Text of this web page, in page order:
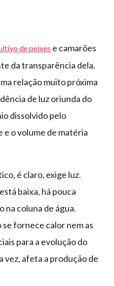
de peixes e camarões
da transparência dela.
relação muito próxima
de luz oriunda do
dissolvido pelo
o volume de matéria
é claro, exige luz.
baixa, há pouca
na coluna de água.
fornece calor nem as
para a evolução do
afeta a produção de